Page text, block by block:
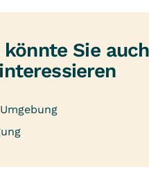
könnte Sie auch
interessieren